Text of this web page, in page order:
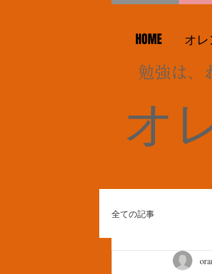
HOME オ
勉強は、
オ
全ての記事